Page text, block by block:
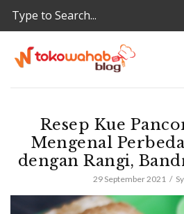
Resep Kue
Mengenal
dengan Rangi,
29 September 2021